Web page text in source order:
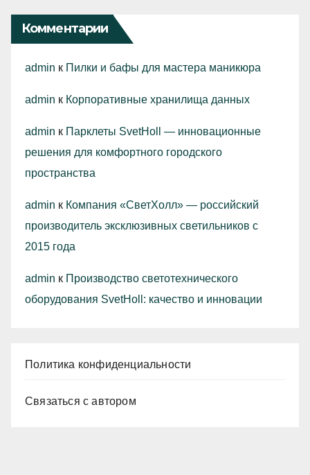
Комментарии
admin к Пилки и бафы для мастера маникюра
admin к Корпоративные хранилища данных
admin к Парклеты SvetHoll — инновационные
решения для комфортного городского
пространства
admin к Компания «СветХолл» — российский
производитель эксклюзивных светильников с
2015 года
admin к Производство светотехнического
оборудования SvetHoll: качество и инновации
Политика конфиденциальности
Связаться с автором